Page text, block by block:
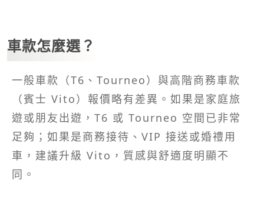
車款怎麼選？
一般車款（T6、Tourneo）與高階商務車款
（賓士 Vito）報價略有差異。如果是家庭旅
遊或朋友出遊，T6 或 Tourneo 空間已非常
足夠；如果是商務接待、VIP 接送或婚禮用
車，建議升級 Vito，質感與舒適度明顯不
同。